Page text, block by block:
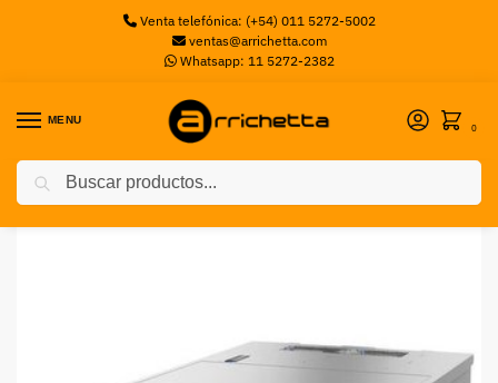
Venta telefónica: (+54) 011 5272-5002
ventas@arrichetta.com
Whatsapp: 11 5272-2382
MENU
0
Inicio Servidores / Server Lenovo Sr650 Gold 5120 14C 16Gb 2.5″